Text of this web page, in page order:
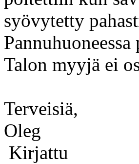
syövytetty
Talon myyjä ei
Terveisiä,
Oleg
Kirjattu